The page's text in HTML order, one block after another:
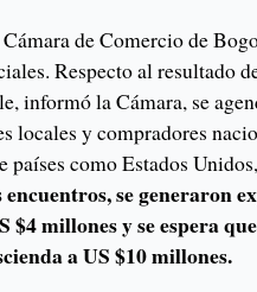
de Comercio de
Respecto al resultado
informó la Cámara, se
locales y compradores
países como Estados
encuentros, se generaron
$4 millones y se espera
a US $10 millones.